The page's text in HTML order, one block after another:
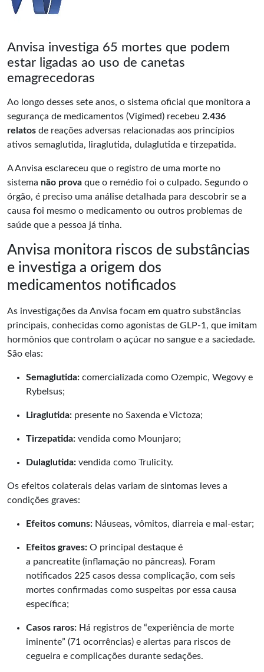
Anvisa investiga 65 mortes que podem
estar ligadas ao uso de canetas
emagrecedoras
Ao longo desses sete anos, o sistema oficial que monitora a
segurança de medicamentos (Vigimed) recebeu 2.436
relatos de reações adversas relacionadas aos princípios
ativos semaglutida, liraglutida, dulaglutida e tirzepatida.
A Anvisa esclareceu que o registro de uma morte no
sistema não prova que o remédio foi o culpado. Segundo o
órgão, é preciso uma análise detalhada para descobrir se a
causa foi mesmo o medicamento ou outros problemas de
saúde que a pessoa já tinha.
Anvisa monitora riscos de substâncias
e investiga a origem dos
medicamentos notificados
As investigações da Anvisa focam em quatro substâncias
principais, conhecidas como agonistas de GLP-1, que imitam
hormônios que controlam o açúcar no sangue e a saciedade.
São elas:
Semaglutida: comercializada como Ozempic, Wegovy e
Rybelsus;
Liraglutida: presente no Saxenda e Victoza;
Tirzepatida: vendida como Mounjaro;
Dulaglutida: vendida como Trulicity.
Os efeitos colaterais delas variam de sintomas leves a
condições graves:
Efeitos comuns: Náuseas, vômitos, diarreia e mal-estar;
Efeitos graves: O principal destaque é
a pancreatite (inflamação no pâncreas). Foram
notificados 225 casos dessa complicação, com seis
mortes confirmadas como suspeitas por essa causa
específica;
Casos raros: Há registros de “experiência de morte
iminente” (71 ocorrências) e alertas para riscos de
cegueira e complicações durante sedações.